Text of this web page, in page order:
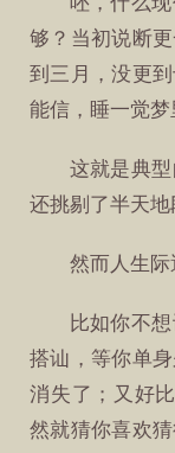
够？当初说断
到三月，没更
能信，睡一觉梦
这就是典
还挑剔了半天地
然而人生际
比如你不
搭讪，等你单
消失了；又好
然就猜你喜欢